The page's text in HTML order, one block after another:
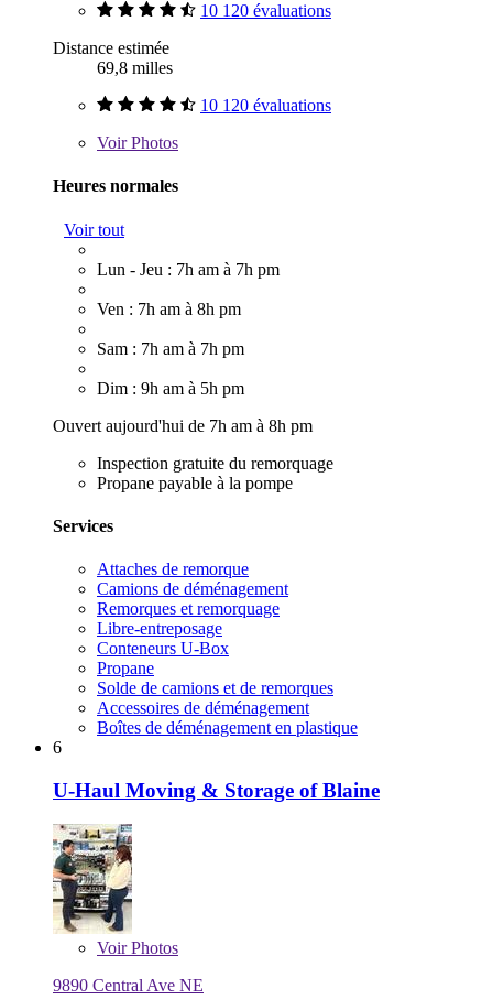
10 120 évaluations
Distance estimée
69,8 milles
10 120 évaluations
VoirPhotos
Heures normales
Voir tout
Lun - Jeu : 7h am à 7h pm
Ven : 7h am à 8h pm
Sam : 7h am à 7h pm
Dim : 9h am à 5h pm
Ouvert aujourd'hui de 7h am à 8h pm
Inspection gratuite du remorquage
Propane payable à la pompe
Services
Attaches de remorque
Camions de déménagement
Remorques et remorquage
Libre-entreposage
Conteneurs U-Box
Propane
Solde de camions et de remorques
Accessoires de déménagement
Boîtes de déménagement en plastique
6
U-Haul Moving & Storage of Blaine
VoirPhotos
9890 Central Ave NE